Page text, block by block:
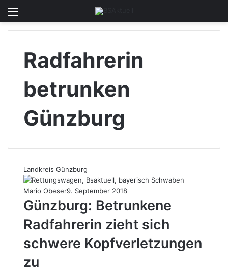
Radfahrerin
betrunken
Günzburg
Landkreis Günzburg
Mario Obeser9. September 2018
Günzburg: Betrunkene
Radfahrerin zieht sich
schwere Kopfverletzungen
zu